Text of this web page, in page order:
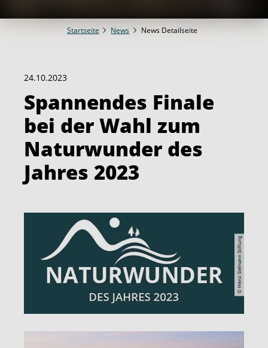
Startseite News News Detailseite
24.10.2023
Spannendes Finale
bei der Wahl zum
Naturwunder des
Jahres 2023
© Heinz Sielmann Stiftung